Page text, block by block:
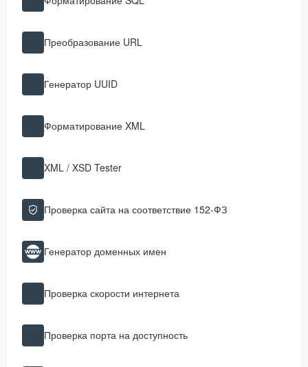
Преобразование URL
Генератор UUID
Форматирование XML
XML / XSD Tester
Проверка сайта на соответствие 152-ФЗ
Генератор доменных имен
Проверка скорости интернета
Проверка порта на доступность